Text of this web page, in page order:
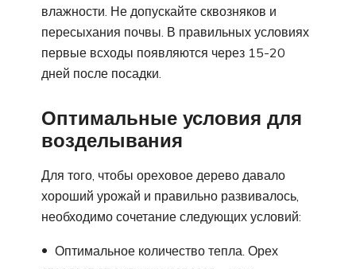
влажности. Не допускайте сквозняков и
пересыхания почвы. В правильных условиях
первые всходы появляются через 15-20
дней после посадки.
Оптимальные условия для
возделывания
Для того, чтобы ореховое дерево давало
хороший урожай и правильно развивалось,
необходимо сочетание следующих условий:
Оптимальное количество тепла. Орех